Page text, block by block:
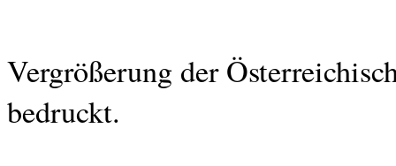
Vergrößerung der
bedruckt.